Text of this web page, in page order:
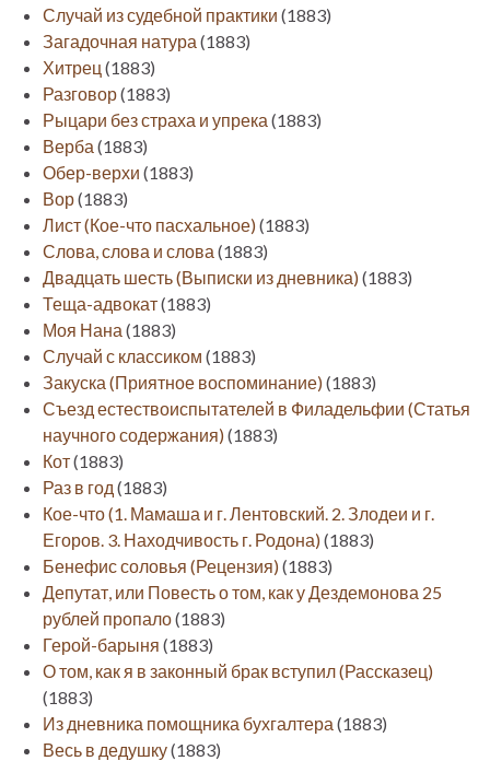
Случай из судебной практики (1883)
Загадочная натура (1883)
Хитрец (1883)
Разговор(1883)
Рыцари без страха и упрека (1883)
Верба (1883)
Обер-верхи (1883)
Вор(1883)
Лист (Кое-что пасхальное)(1883)
Слова, слова и слова (1883)
Двадцать шесть (Выписки из дневника)(1883)
Теща-адвокат(1883)
Моя Нана (1883)
Случай с классиком (1883)
Закуска (Приятное воспоминание)(1883)
Съезд естествоиспытателей в Филадельфии (Статья
научного содержания)(1883)
Кот(1883)
Раз в год (1883)
Кое-что (1. Мамаша и г. Лентовский. 2. Злодеи и г.
Егоров. 3. Находчивость г. Родона)(1883)
Бенефис соловья (Рецензия)(1883)
Депутат, или Повесть о том, как у Дездемонова 25
рублей пропало(1883)
Герой-барыня (1883)
О том, как я в законный брак вступил (Рассказец)
(1883)
Из дневника помощника бухгалтера (1883)
Весь в дедушку(1883)